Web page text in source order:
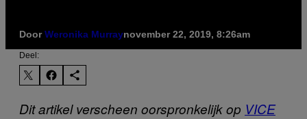
DoorWeronika Murraynovember 22, 2019, 8:26am
Deel:
Dit artikel verscheen oorspronkelijk op VICE